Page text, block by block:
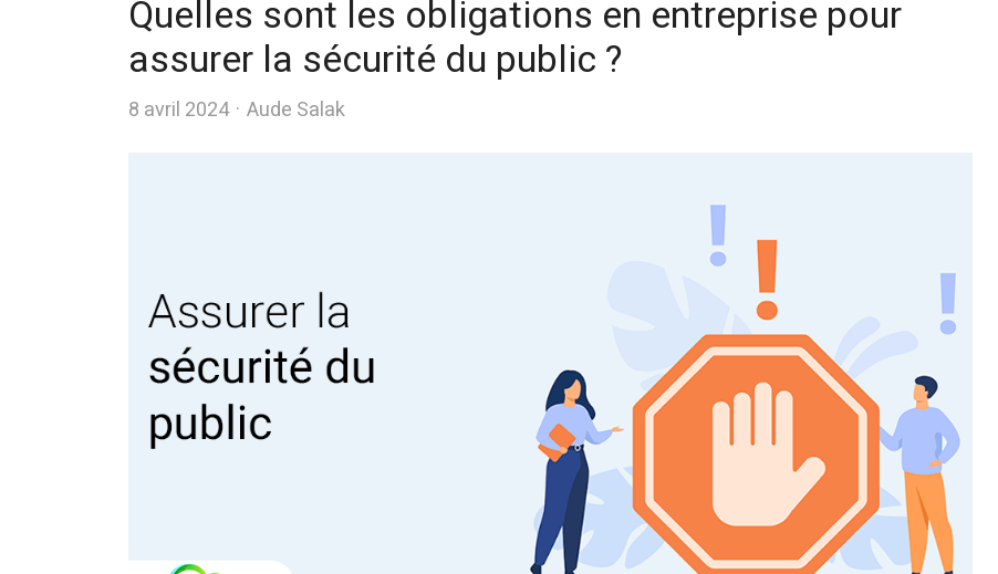
Quelles sont les obligations en entreprise pour
assurer la sécurité du public ?
8 avril 2024 Author
Aude Salak